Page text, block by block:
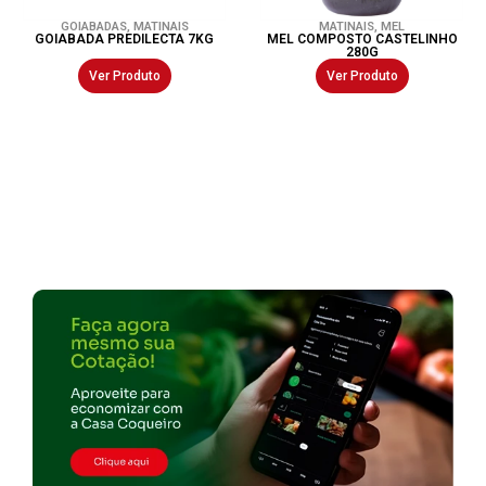
GOIABADAS, MATINAIS
GOIABADA PREDILECTA 7KG
Ver Produto
MATINAIS, MEL
MEL COMPOSTO CASTELINHO
280G
Ver Produto